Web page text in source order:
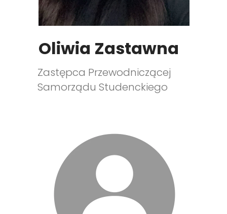
Oliwia Zastawna
Zastępca Przewodniczącej
Samorządu Studenckiego